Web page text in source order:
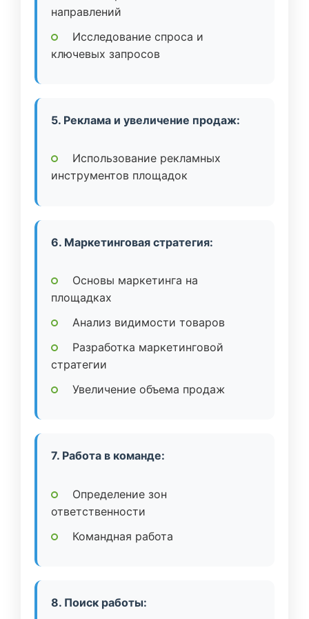
направлений
Исследование спроса и
ключевых запросов
5. Реклама и увеличение продаж:
Использование рекламных
инструментов площадок
6. Маркетинговая стратегия:
Основы маркетинга на
площадках
Анализ видимости товаров
Разработка маркетинговой
стратегии
Увеличение объема продаж
7. Работа в команде:
Определение зон
ответственности
Командная работа
8. Поиск работы: